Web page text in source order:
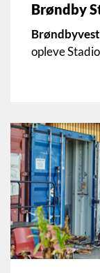
Brøndby
opleve